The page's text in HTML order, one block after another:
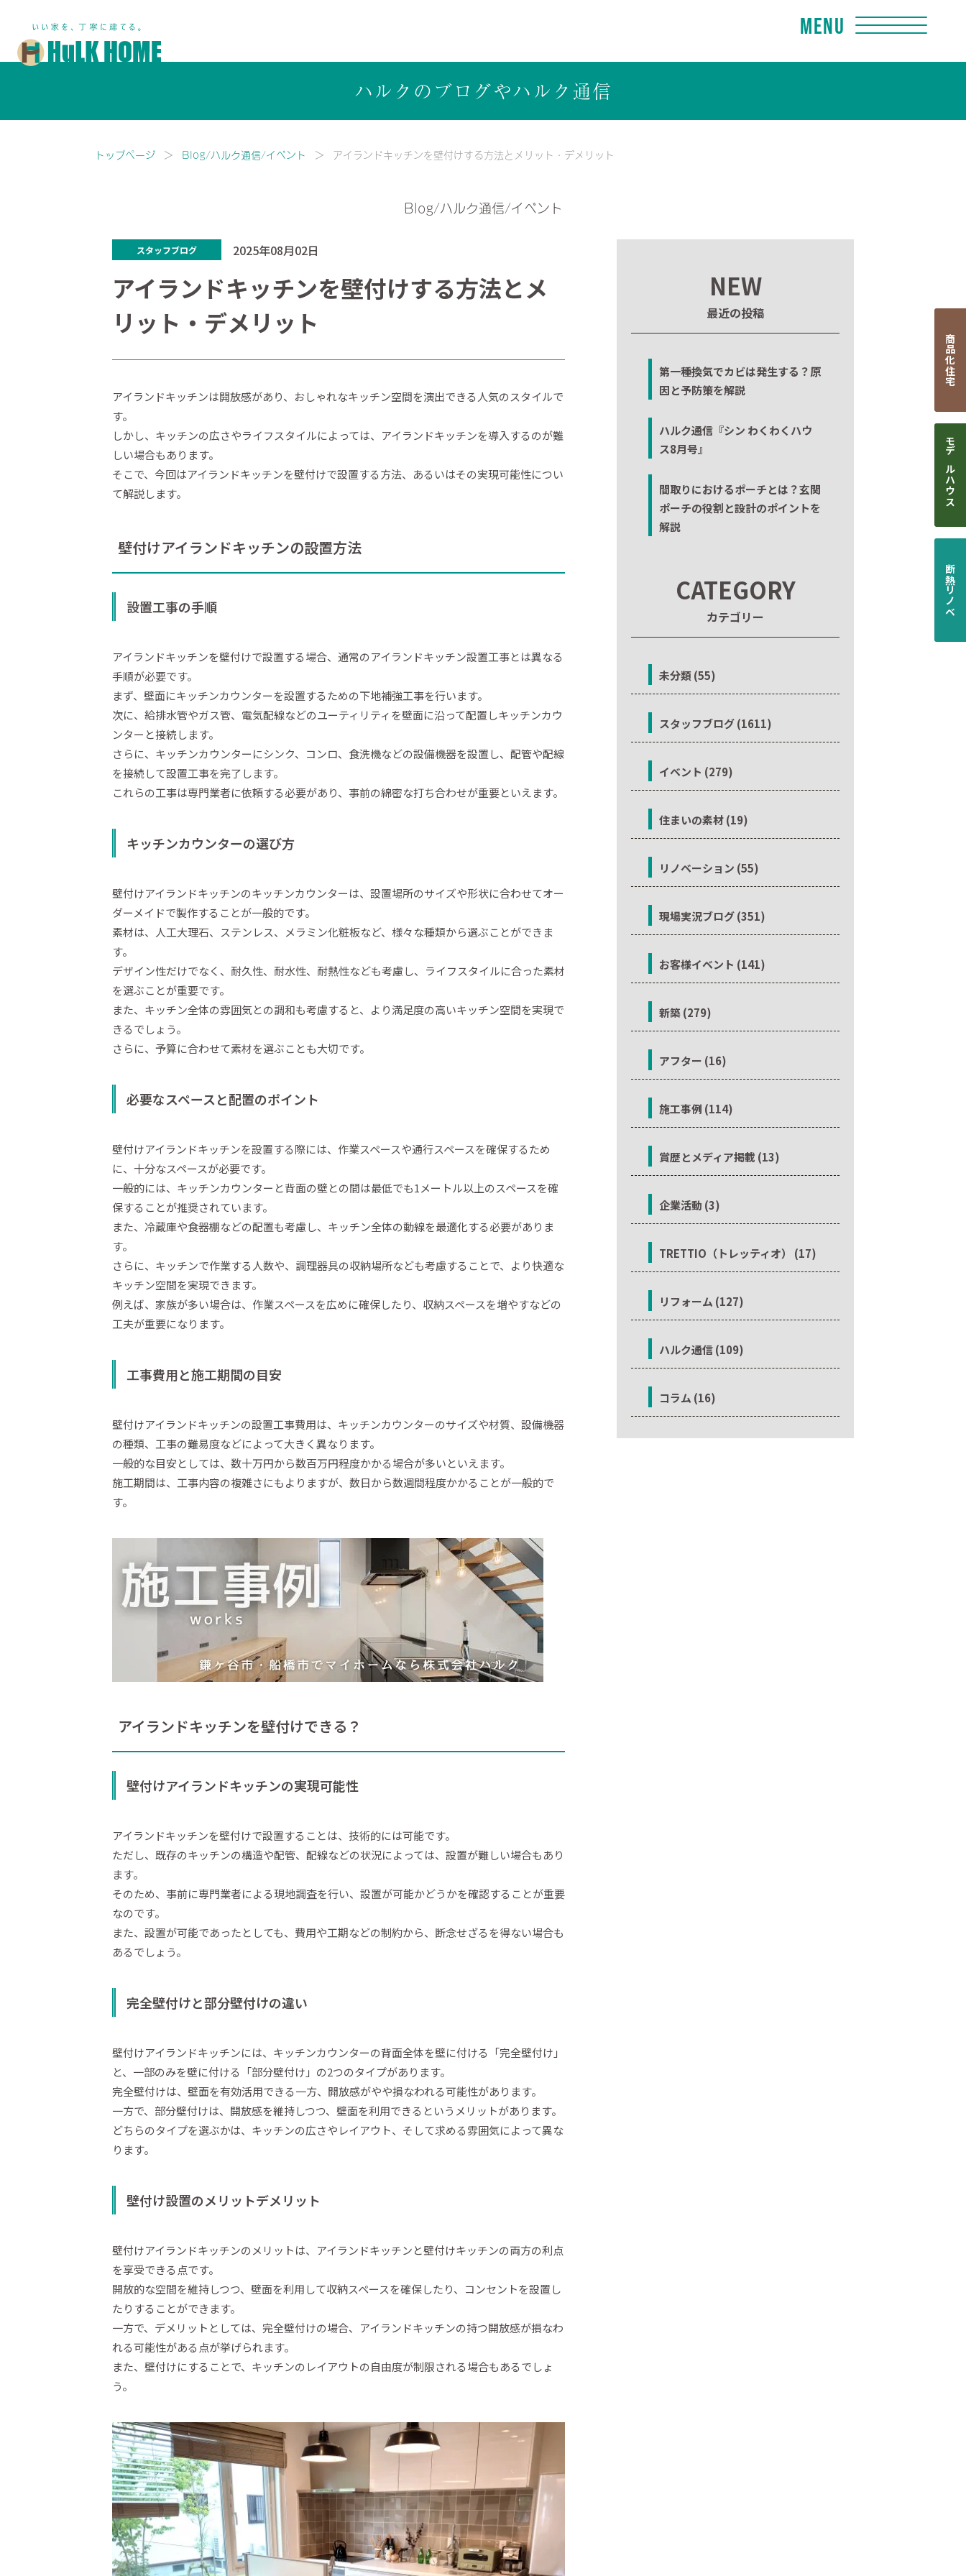
Menu
ハルクのブログやハルク通信
トップページ Blog/ハルク通信/イベント アイランドキッチンを壁付けする方法とメリット・デメリット
Blog/ハルク通信/イベント
スタッフブログ 2025年08月02日
アイランドキッチンを壁付けする方法とメ
リット・デメリット
アイランドキッチンは開放感があり、おしゃれなキッチン空間を演出できる人気のスタイルで
す。
しかし、キッチンの広さやライフスタイルによっては、アイランドキッチンを導入するのが難
しい場合もあります。
そこで、今回はアイランドキッチンを壁付けで設置する方法、あるいはその実現可能性につい
て解説します。
壁付けアイランドキッチンの設置方法
設置工事の手順
アイランドキッチンを壁付けで設置する場合、通常のアイランドキッチン設置工事とは異なる
手順が必要です。
まず、壁面にキッチンカウンターを設置するための下地補強工事を行います。
次に、給排水管やガス管、電気配線などのユーティリティを壁面に沿って配置しキッチンカウ
ンターと接続します。
さらに、キッチンカウンターにシンク、コンロ、食洗機などの設備機器を設置し、配管や配線
を接続して設置工事を完了します。
これらの工事は専門業者に依頼する必要があり、事前の綿密な打ち合わせが重要といえます。
キッチンカウンターの選び方
壁付けアイランドキッチンのキッチンカウンターは、設置場所のサイズや形状に合わせてオー
ダーメイドで製作することが一般的です。
素材は、人工大理石、ステンレス、メラミン化粧板など、様々な種類から選ぶことができま
す。
デザイン性だけでなく、耐久性、耐水性、耐熱性なども考慮し、ライフスタイルに合った素材
を選ぶことが重要です。
また、キッチン全体の雰囲気との調和も考慮すると、より満足度の高いキッチン空間を実現で
きるでしょう。
さらに、予算に合わせて素材を選ぶことも大切です。
必要なスペースと配置のポイント
壁付けアイランドキッチンを設置する際には、作業スペースや通行スペースを確保するため
に、十分なスペースが必要です。
一般的には、キッチンカウンターと背面の壁との間は最低でも1メートル以上のスペースを確
保することが推奨されています。
また、冷蔵庫や食器棚などの配置も考慮し、キッチン全体の動線を最適化する必要がありま
す。
さらに、キッチンで作業する人数や、調理器具の収納場所なども考慮することで、より快適な
キッチン空間を実現できます。
例えば、家族が多い場合は、作業スペースを広めに確保したり、収納スペースを増やすなどの
工夫が重要になります。
工事費用と施工期間の目安
壁付けアイランドキッチンの設置工事費用は、キッチンカウンターのサイズや材質、設備機器
の種類、工事の難易度などによって大きく異なります。
一般的な目安としては、数十万円から数百万円程度かかる場合が多いといえます。
施工期間は、工事内容の複雑さにもよりますが、数日から数週間程度かかることが一般的で
す。
アイランドキッチンを壁付けできる？
壁付けアイランドキッチンの実現可能性
アイランドキッチンを壁付けで設置することは、技術的には可能です。
ただし、既存のキッチンの構造や配管、配線などの状況によっては、設置が難しい場合もあり
ます。
そのため、事前に専門業者による現地調査を行い、設置が可能かどうかを確認することが重要
なのです。
また、設置が可能であったとしても、費用や工期などの制約から、断念せざるを得ない場合も
あるでしょう。
完全壁付けと部分壁付けの違い
壁付けアイランドキッチンには、キッチンカウンターの背面全体を壁に付ける「完全壁付け」
と、一部のみを壁に付ける「部分壁付け」の2つのタイプがあります。
完全壁付けは、壁面を有効活用できる一方、開放感がやや損なわれる可能性があります。
一方で、部分壁付けは、開放感を維持しつつ、壁面を利用できるというメリットがあります。
どちらのタイプを選ぶかは、キッチンの広さやレイアウト、そして求める雰囲気によって異な
ります。
壁付け設置のメリットデメリット
壁付けアイランドキッチンのメリットは、アイランドキッチンと壁付けキッチンの両方の利点
を享受できる点です。
開放的な空間を維持しつつ、壁面を利用して収納スペースを確保したり、コンセントを設置し
たりすることができます。
一方で、デメリットとしては、完全壁付けの場合、アイランドキッチンの持つ開放感が損なわ
れる可能性がある点が挙げられます。
また、壁付けにすることで、キッチンのレイアウトの自由度が制限される場合もあるでしょ
う。
NEW
最近の投稿
第一種換気でカビは発生する？原
因と予防策を解説
ハルク通信『シン わくわくハウ
ス8月号』
間取りにおけるポーチとは？玄関
ポーチの役割と設計のポイントを
解説
CATEGORY
カテゴリー
未分類 (55)
スタッフブログ (1611)
イベント (279)
住まいの素材 (19)
リノベーション (55)
現場実況ブログ (351)
お客様イベント (141)
新築 (279)
アフター (16)
施工事例 (114)
賞歴とメディア掲載 (13)
企業活動 (3)
TRETTIO（トレッティオ） (17)
リフォーム (127)
ハルク通信 (109)
コラム (16)
商品化住宅
モデルハウス
断熱リノベ